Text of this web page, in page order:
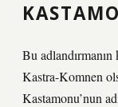
Bu
Kastra-Komnen
Kastamonu’nun